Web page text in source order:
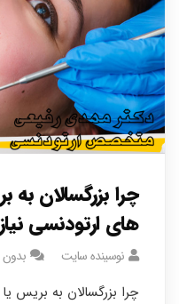
چرا بزرگسالان به
های ارتودنسی
نوسینده سایت بدون
چرا بزرگسالان به بریس